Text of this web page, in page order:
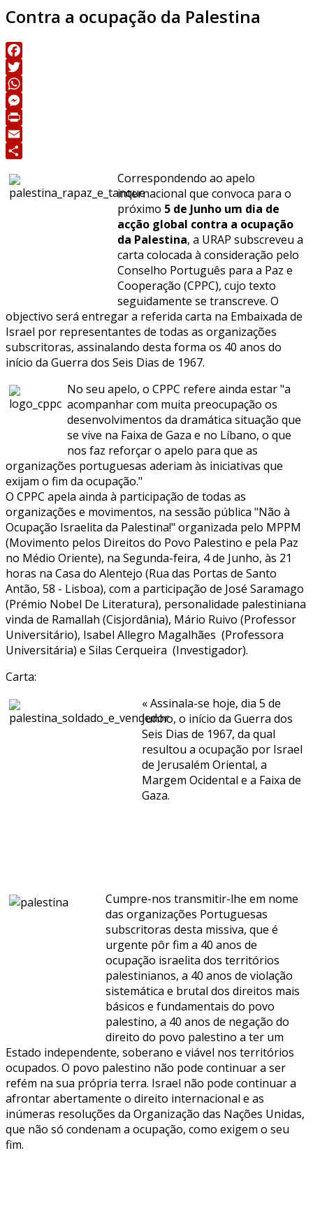
Contra a ocupação da Palestina
Facebook
Twitter
WhatsApp
Messenger
Print
Email
Correspondendo ao apelo
internacional que convoca para o
próximo 5 de Junho um dia de
acção global contra a ocupação
da Palestina, a URAP subscreveu a
carta colocada à consideração pelo
Conselho Português para a Paz e
Cooperação (CPPC), cujo texto
seguidamente se transcreve. O
objectivo será entregar a referida carta na Embaixada de
Israel por representantes de todas as organizações
subscritoras, assinalando desta forma os 40 anos do
início da Guerra dos Seis Dias de 1967.
No seu apelo, o CPPC refere ainda estar "a
acompanhar com muita preocupação os
desenvolvimentos da dramática situação que
se vive na Faixa de Gaza e no Líbano, o que
nos faz reforçar o apelo para que as
organizações portuguesas aderiam às iniciativas que
exijam o fim da ocupação."
O CPPC apela ainda à participação de todas as
organizações e movimentos, na sessão pública "Não à
Ocupação Israelita da Palestina!" organizada pelo MPPM
(Movimento pelos Direitos do Povo Palestino e pela Paz
no Médio Oriente), na Segunda-feira, 4 de Junho, às 21
horas na Casa do Alentejo (Rua das Portas de Santo
Antão, 58 - Lisboa), com a participação de José Saramago
(Prémio Nobel De Literatura), personalidade palestiniana
vinda de Ramallah (Cisjordânia), Mário Ruivo (Professor
Universitário), Isabel Allegro Magalhães (Professora
Universitária) e Silas Cerqueira (Investigador).
Carta:
« Assinala-se hoje, dia 5 de
Junho, o início da Guerra dos
Seis Dias de 1967, da qual
resultou a ocupação por Israel
de Jerusalém Oriental, a
Margem Ocidental e a Faixa de
Gaza.
Cumpre-nos transmitir-lhe em nome
das organizações Portuguesas
subscritoras desta missiva, que é
urgente pôr fim a 40 anos de
ocupação israelita dos territórios
palestinianos, a 40 anos de violação
sistemática e brutal dos direitos mais
básicos e fundamentais do povo
palestino, a 40 anos de negação do
direito do povo palestino a ter um
Estado independente, soberano e viável nos territórios
ocupados. O povo palestino não pode continuar a ser
refém na sua própria terra. Israel não pode continuar a
afrontar abertamente o direito internacional e as
inúmeras resoluções da Organização das Nações Unidas,
que não só condenam a ocupação, como exigem o seu
fim.